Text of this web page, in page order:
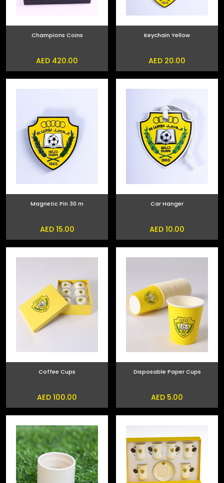
Keychain Yellow
AED 20.00
Champions Coins
AED 420.00
Car Hanger
AED 10.00
Magnetic Pin 30 m
AED 15.00
Disposable Paper Cups
AED 5.00
Coffee Cups
AED 100.00